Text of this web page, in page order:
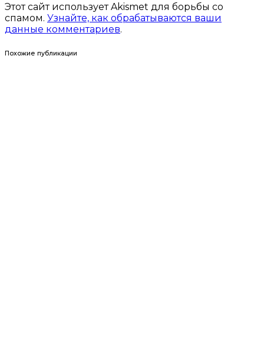
Этот сайт использует Akismet для борьбы со
спамом. Узнайте, как обрабатываются ваши
данные комментариев.
Похожие публикации